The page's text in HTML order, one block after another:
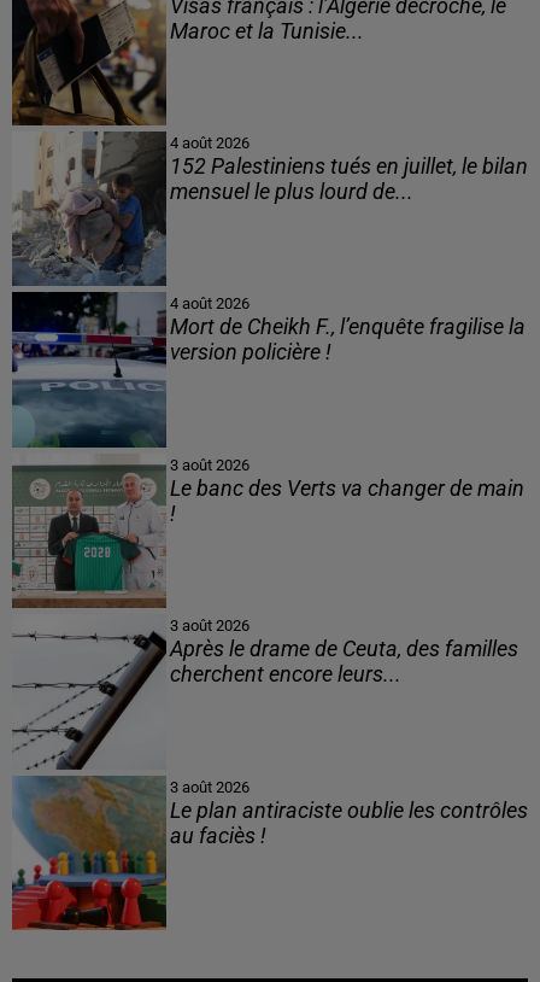
Visas français : l’Algérie décroche, le
Maroc et la Tunisie...
4 août 2026
152 Palestiniens tués en juillet, le bilan
mensuel le plus lourd de...
4 août 2026
Mort de Cheikh F., l’enquête fragilise la
version policière !
3 août 2026
Le banc des Verts va changer de main
!
3 août 2026
Après le drame de Ceuta, des familles
cherchent encore leurs...
3 août 2026
Le plan antiraciste oublie les contrôles
au faciès !